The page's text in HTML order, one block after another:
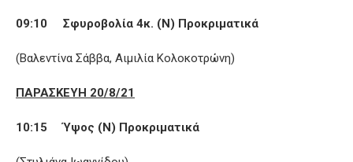
09:10 Σφυροβολία 4κ. (Ν) Προκριματικά
(Βαλεντίνα Σάββα, Αιμιλία Κολοκοτρώνη)
ΠΑΡΑΣΚΕΥΗ 20/8/21
10:15 Ύψος (Ν) Προκριματικά